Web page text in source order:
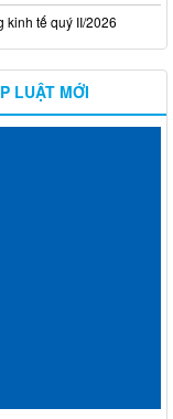
kinh tế quý II/2026
LUẬT MỚI